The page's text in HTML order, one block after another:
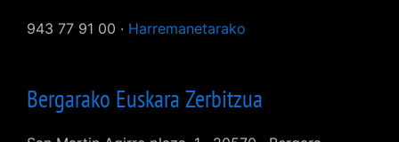
943 77 91 00 · Harremanetarako
Bergarako Euskara Zerbitzua